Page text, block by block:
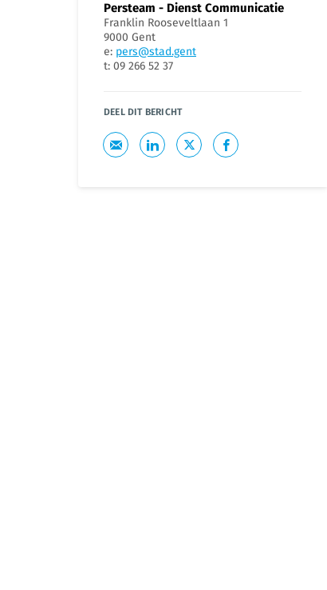
Persteam - Dienst Communicatie
Franklin Rooseveltlaan 1
9000 Gent
e: pers@stad.gent
t: 09 266 52 37
DEEL DIT BERICHT